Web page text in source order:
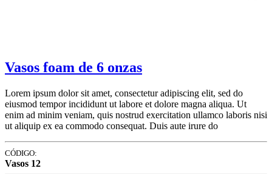
Vasos foam de 6 onzas
Lorem ipsum dolor sit amet, consectetur adipiscing elit, sed do
eiusmod tempor incididunt ut labore et dolore magna aliqua. Ut
enim ad minim veniam, quis nostrud exercitation ullamco laboris nisi
ut aliquip ex ea commodo consequat. Duis aute irure do
CÓDIGO:
Vasos 12